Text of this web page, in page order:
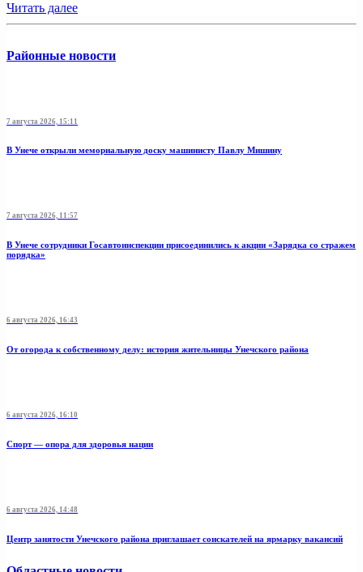
Читать далее
Районные новости
7 августа 2026, 15:11
В Унече открыли мемориальную доску машинисту Павлу Мишину
7 августа 2026, 11:57
В Унече сотрудники Госавтоинспекции присоединились к акции «Зарядка со стражем
порядка»
6 августа 2026, 16:43
От огорода к собственному делу: история жительницы Унечского района
6 августа 2026, 16:10
Спорт — опора для здоровья нации
6 августа 2026, 14:48
Центр занятости Унечского района приглашает соискателей на ярмарку вакансий